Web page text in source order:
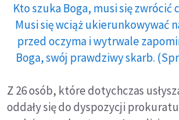
Kto szuka Boga, musi się zwrócić
Musi się wciąż ukierunkowywać
przed oczyma i wytrwale
Boga, swój prawdziwy skarb.
Z 26 osób, które dotychczas
oddały się do dyspozycji